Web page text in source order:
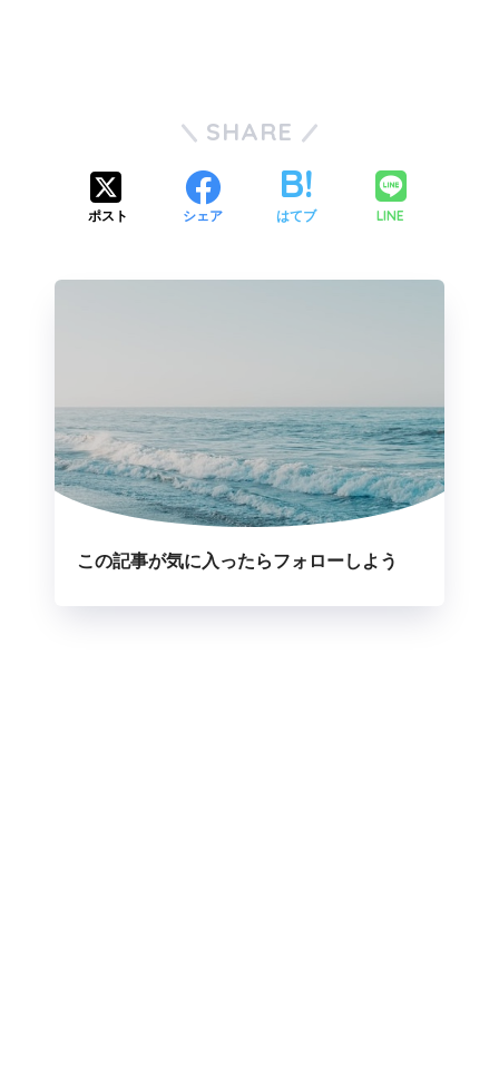
SHARE
ポスト シェア はてブ LINE
この記事が気に入ったらフォローしよう